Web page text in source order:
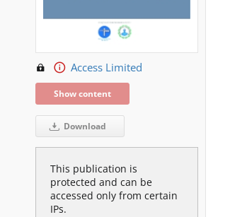
Access Limited
Show content
Download
This publication is
protected and can be
accessed only from certain
IPs.